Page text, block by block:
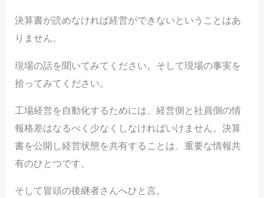
決算書が読めなければ経営ができないということはあ
りません。
現場の話を聞いてみてください。そして現場の事実を
拾ってみてください。
工場経営を自動化するためには、経営側と社員側の情
報格差はなるべく少なくしなければいけません。決算
書を公開し経営状態を共有することは、重要な情報共
有のひとつです。
そして冒頭の後継者さんへひと言。